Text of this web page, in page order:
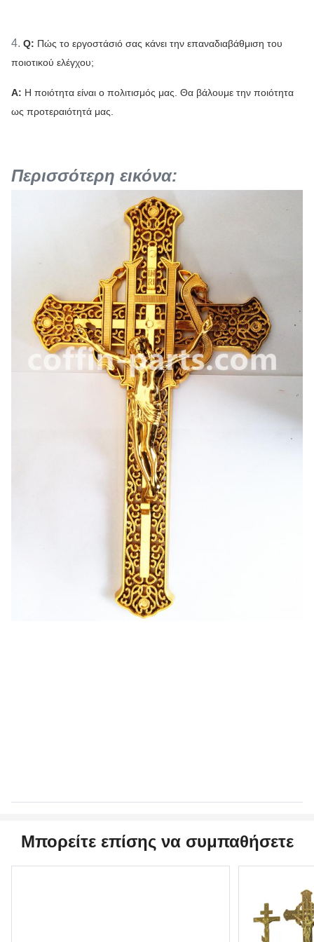
4. Q: Πώς το εργοστάσιό σας κάνει την επαναδιαβάθμιση του
ποιοτικού ελέγχου;
Α: Η ποιότητα είναι ο πολιτισμός μας. Θα βάλουμε την ποιότητα
ως προτεραιότητά μας.
Περισσότερη εικόνα:
Μπορείτε επίσης να συμπαθήσετε